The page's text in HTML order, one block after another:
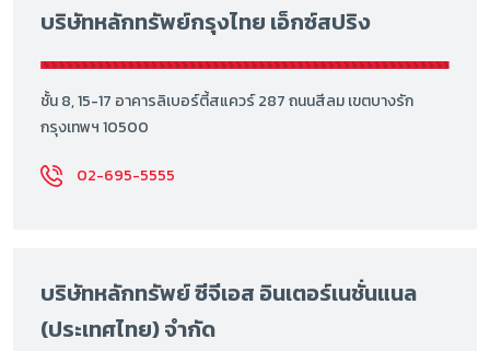
บริษัทหลักทรัพย์กรุงไทย เอ็กซ์สปริง
ชั้น 8, 15-17 อาคารลิเบอร์ตี้สแควร์ 287 ถนนสีลม เขตบางรัก
กรุงเทพฯ 10500
02-695-5555
บริษัทหลักทรัพย์ ซีจีเอส อินเตอร์เนชั่นแนล
(ประเทศไทย) จำกัด